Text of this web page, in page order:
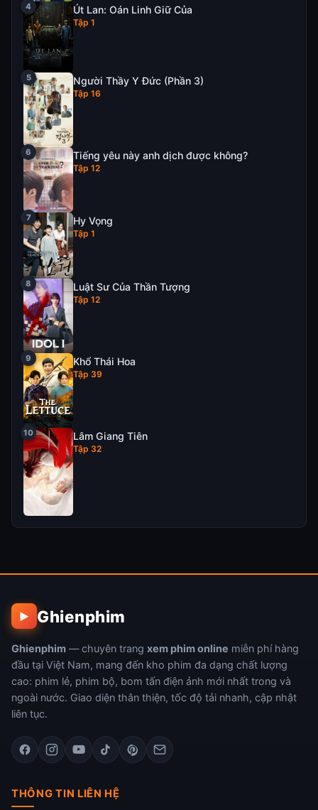
Út Lan: Oán Linh Giữ Của
Tập 1
Người Thầy Y Đức (Phần 3)
Tập 16
Tiếng yêu này anh dịch được không?
Tập 12
Hy Vọng
Tập 1
Luật Sư Của Thần Tượng
Tập 12
Khổ Thái Hoa
Tập 39
Lâm Giang Tiên
Tập 32
▶ Ghienphim
Ghienphim — chuyên trang xem phim online miễn phí hàng
đầu tại Việt Nam, mang đến kho phim đa dạng chất lượng
cao: phim lẻ, phim bộ, bom tấn điện ảnh mới nhất trong và
ngoài nước. Giao diện thân thiện, tốc độ tải nhanh, cập nhật
liên tục.
THÔNG TIN LIÊN HỆ